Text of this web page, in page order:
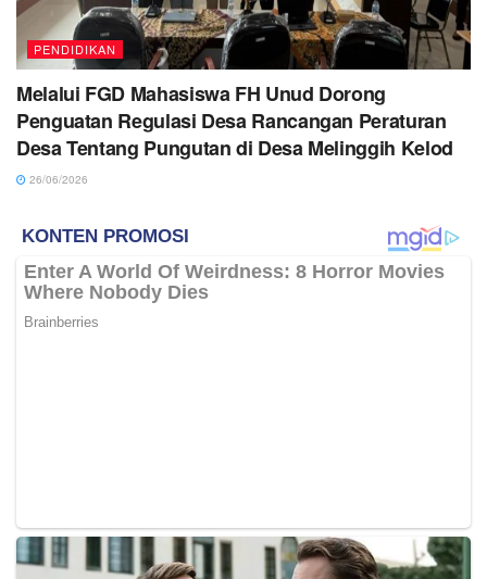
PENDIDIKAN
Melalui FGD Mahasiswa FH Unud Dorong
Penguatan Regulasi Desa Rancangan Peraturan
Desa Tentang Pungutan di Desa Melinggih Kelod
26/06/2026